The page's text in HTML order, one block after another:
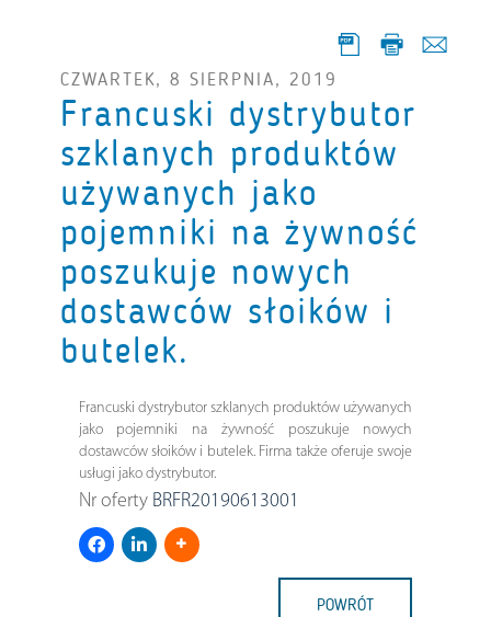
CZWARTEK, 8 SIERPNIA, 2019
Francuski dystrybutor
szklanych produktów
używanych jako
pojemniki na żywność
poszukuje nowych
dostawców słoików i
butelek.
Francuski dystrybutor szklanych produktów używanych
jako pojemniki na żywność poszukuje nowych
dostawców słoików i butelek. Firma także oferuje swoje
usługi jako dystrybutor.
Nr oferty BRFR20190613001
POWRÓT